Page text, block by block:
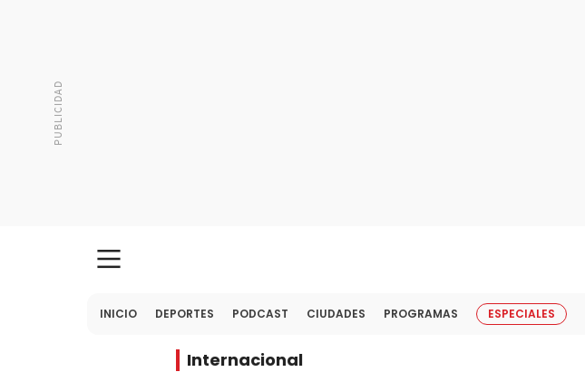
INICIO DEPORTES PODCAST CIUDADES PROGRAMAS ESPECIALES
Internacional